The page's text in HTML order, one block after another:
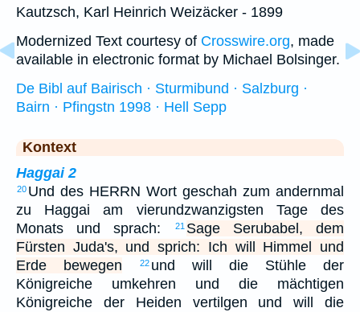
Kautzsch, Karl Heinrich Weizäcker - 1899
Modernized Text courtesy of Crosswire.org, made
available in electronic format by Michael Bolsinger.
De Bibl auf Bairisch · Sturmibund · Salzburg ·
Bairn · Pfingstn 1998 · Hell Sepp
Kontext
Haggai 2
20 Und des HERRN Wort geschah zum andernmal
zu Haggai am vierundzwanzigsten Tage des
Monats und sprach:
21 Sage Serubabel, dem
Fürsten Juda's, und sprich: Ich will Himmel und
Erde bewegen
22 und will die Stühle der
Königreiche umkehren und die mächtigen
Königreiche der Heiden vertilgen und will die